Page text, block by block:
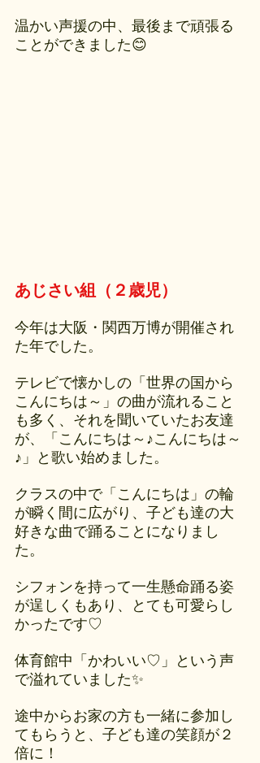
温かい声援の中、最後まで頑張る
ことができました😊
あじさい組（２歳児）
今年は大阪・関西万博が開催され
た年でした。
テレビで懐かしの「世界の国から
こんにちは～」の曲が流れること
も多く、それを聞いていたお友達
が、「こんにちは～♪こんにちは～
♪」と歌い始めました。
クラスの中で「こんにちは」の輪
が瞬く間に広がり、子ども達の大
好きな曲で踊ることになりまし
た。
シフォンを持って一生懸命踊る姿
が逞しくもあり、とても可愛らし
かったです♡
体育館中「かわいい♡」という声
で溢れていました✨
途中からお家の方も一緒に参加し
てもらうと、子ども達の笑顔が２
倍に！